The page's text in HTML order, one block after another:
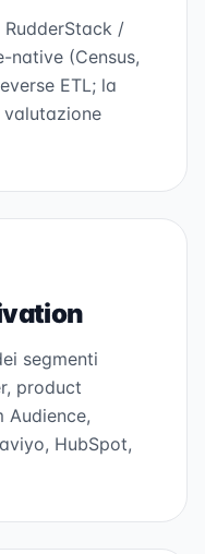
/
native (Census,
ETL; la
valutazione
segmenti
product
HubSpot,